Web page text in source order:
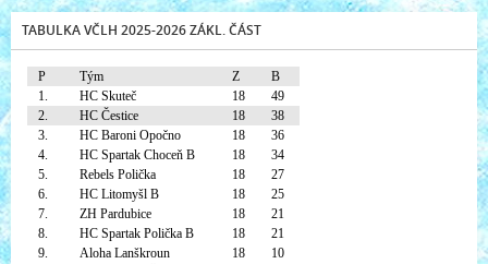
TABULKA VČLH 2025-2026 ZÁKL. ČÁST
P Tým Z
B
1.
HC Skuteč 18
49
2.
HC Čestice 18
38
3.
HC Baroni Opočno 18
36
4.
HC Spartak Choceň B 18
34
5.
Rebels Polička 18
27
6.
HC Litomyšl B 18
25
7.
ZH Pardubice 18
21
8.
HC Spartak Polička B 18
21
9.
Aloha Lanškroun 18
10